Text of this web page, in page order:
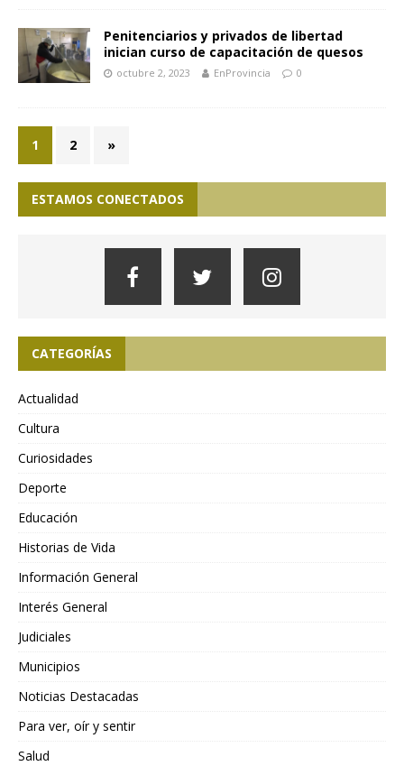
Penitenciarios y privados de libertad
inician curso de capacitación de quesos
octubre 2, 2023 EnProvincia 0
1 2 »
ESTAMOS CONECTADOS
CATEGORÍAS
Actualidad
Cultura
Curiosidades
Deporte
Educación
Historias de Vida
Información General
Interés General
Judiciales
Municipios
Noticias Destacadas
Para ver, oír y sentir
Salud